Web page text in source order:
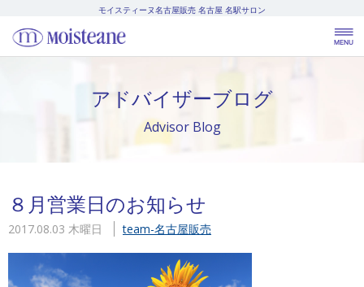
モイスティーヌ名古屋販売 名古屋 名駅サロン
アドバイザーブログ
Advisor Blog
８月営業日のお知らせ
2017.08.03 木曜日 team-名古屋販売